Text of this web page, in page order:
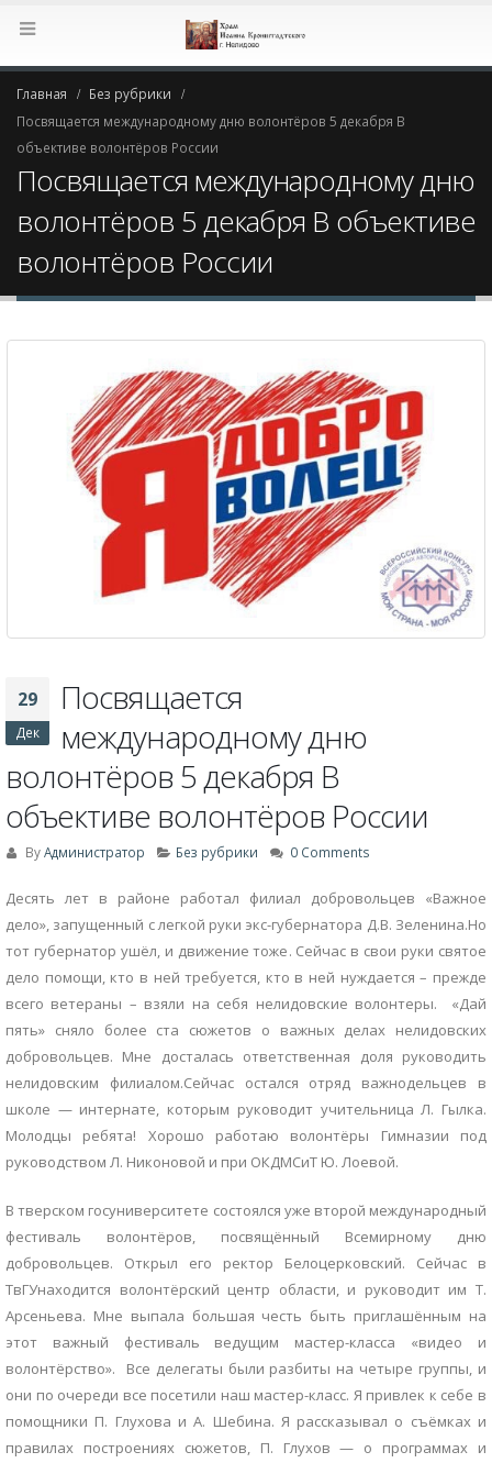
Главная
Без рубрики
Посвящается международному дню волонтёров 5 декабря В
объективе волонтёров России
Посвящается международному дню
волонтёров 5 декабря В объективе
волонтёров России
29
Дек
Посвящается
международному дню
волонтёров 5 декабря В
объективе волонтёров России
ByАдминистратор Без рубрики 0 Comments
Десять лет в районе работал филиал добровольцев «Важное
дело», запущенный с легкой руки экс-губернатора Д.В. Зеленина.Но
тот губернатор ушёл, и движение тоже. Сейчас в свои руки святое
дело помощи, кто в ней требуется, кто в ней нуждается – прежде
всего ветераны – взяли на себя нелидовские волонтеры. «Дай
пять» сняло более ста сюжетов о важных делах нелидовских
добровольцев. Мне досталась ответственная доля руководить
нелидовским филиалом.Сейчас остался отряд важнодельцев в
школе — интернате, которым руководит учительница Л. Гылка.
Молодцы ребята! Хорошо работаю волонтёры Гимназии под
руководством Л. Никоновой и при ОКДМСиТ Ю. Лоевой.
В тверском госуниверситете состоялся уже второй международный
фестиваль волонтёров, посвящённый Всемирному дню
добровольцев. Открыл его ректор Белоцерковский. Сейчас в
ТвГУнаходится волонтёрский центр области, и руководит им Т.
Арсеньева. Мне выпала большая честь быть приглашённым на
этот важный фестиваль ведущим мастер-класса «видео и
волонтёрство». Все делегаты были разбиты на четыре группы, и
они по очереди все посетили наш мастер-класс. Я привлек к себе в
помощники П. Глухова и А. Шебина. Я рассказывал о съёмках и
правилах построениях сюжетов, П. Глухов — о программах и